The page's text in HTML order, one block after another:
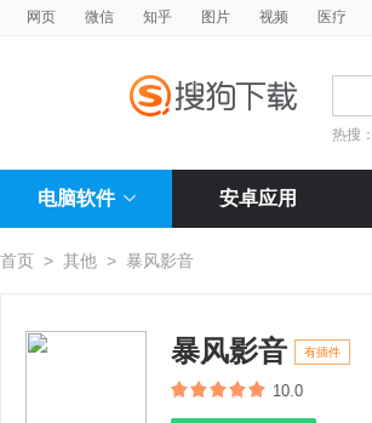
网页 微信 知乎 图片 视频 医疗
热搜：
电脑软件 安卓应用
首页 > 其他 > 暴风影音
暴风影音 有插件
10.0